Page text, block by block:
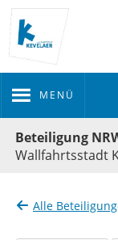
MENÜ
Beteiligung
Wallfahrtsstadt
Alle